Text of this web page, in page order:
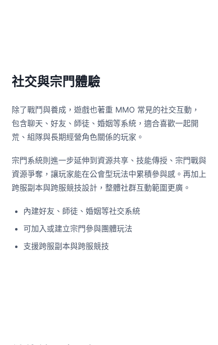
社交與宗門體驗
除了戰鬥與養成，遊戲也著重 MMO 常見的社交互動，
包含聊天、好友、師徒、婚姻等系統，適合喜歡一起開
荒、組隊與長期經營角色關係的玩家。
宗門系統則進一步延伸到資源共享、技能傳授、宗門戰與
資源爭奪，讓玩家能在公會型玩法中累積參與感。再加上
跨服副本與跨服競技設計，整體社群互動範圍更廣。
內建好友、師徒、婚姻等社交系統
可加入或建立宗門參與團體玩法
支援跨服副本與跨服競技